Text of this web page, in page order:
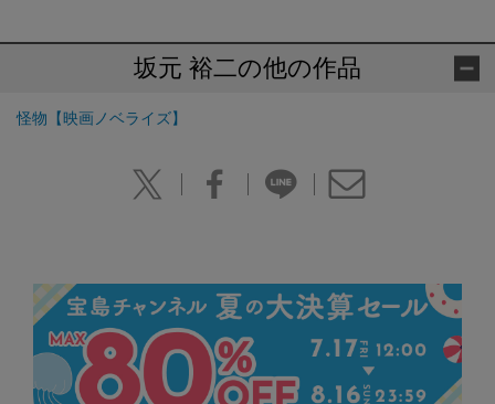
坂元 裕二の他の作品
怪物【映画ノベライズ】